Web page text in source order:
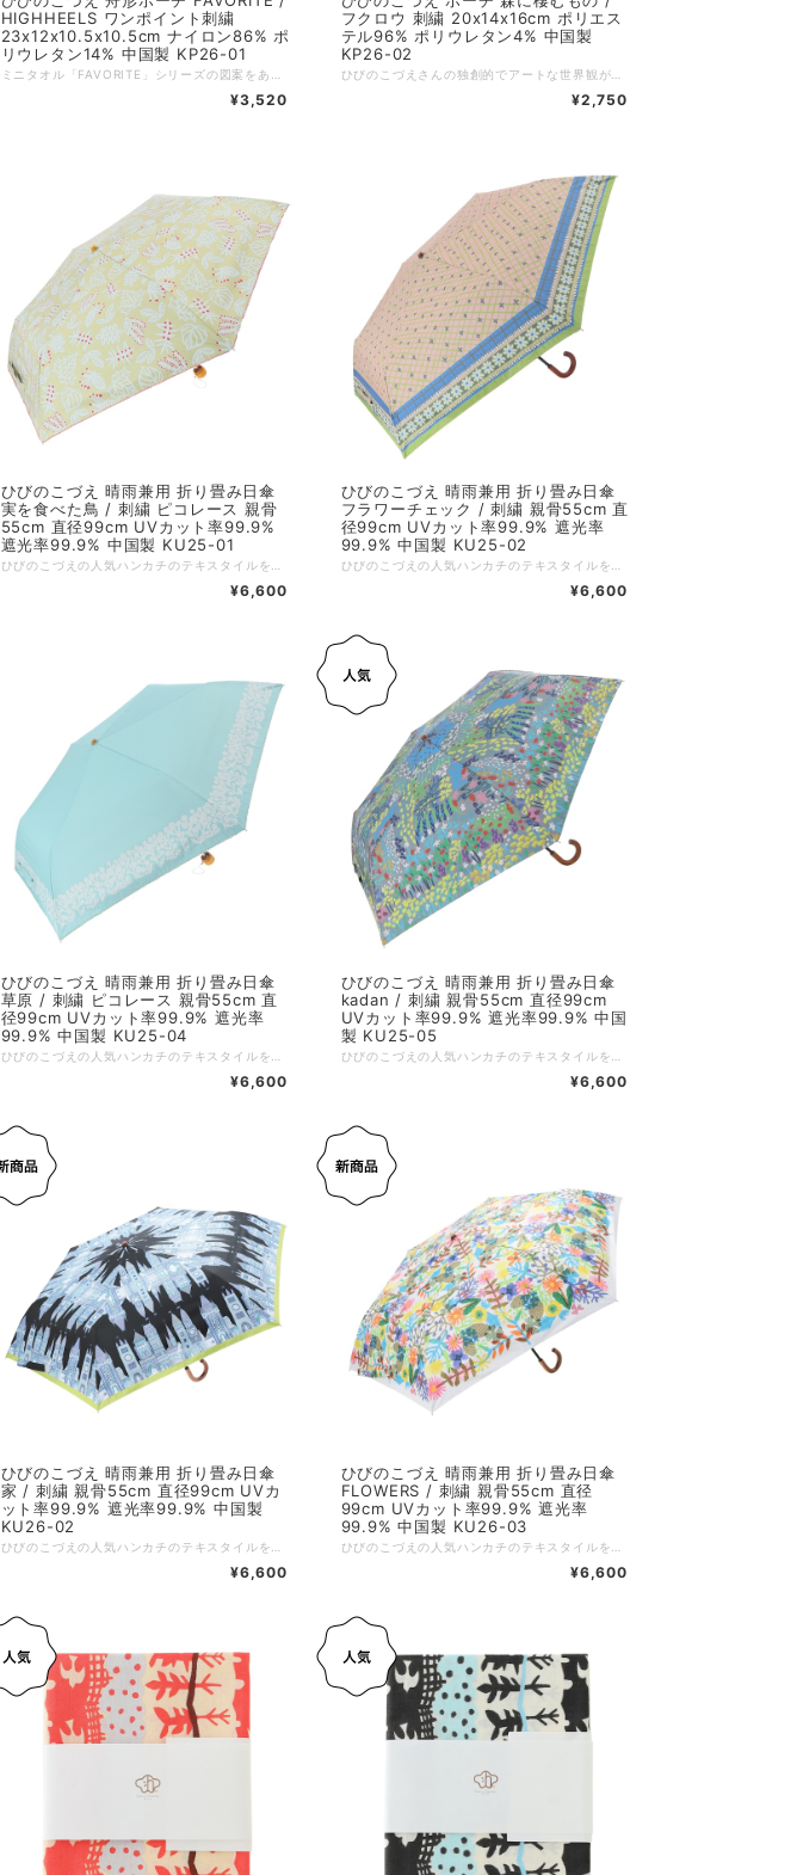
HIGHHEELS ワンポイント刺繍
23x12x10.5x10.5cm ナイロン86% ポ
リウレタン14% 中国製 KP26-01
¥3,520
フクロウ 刺繍 20x14x16cm ポリエス
テル96% ポリウレタン4% 中国製
KP26-02
¥2,750
ひびのこづえ 晴雨兼用 折り畳み日傘
実を食べた鳥 / 刺繍 ピコレース 親骨
55cm 直径99cm UVカット率99.9%
遮光率99.9% 中国製 KU25-01
¥6,600
ひびのこづえ 晴雨兼用 折り畳み日傘
フラワーチェック / 刺繍 親骨55cm 直
径99cm UVカット率99.9% 遮光率
99.9% 中国製 KU25-02
¥6,600
ひびのこづえ 晴雨兼用 折り畳み日傘
草原 / 刺繍 ピコレース 親骨55cm 直
径99cm UVカット率99.9% 遮光率
99.9% 中国製 KU25-04
¥6,600
ひびのこづえ 晴雨兼用 折り畳み日傘
kadan / 刺繍 親骨55cm 直径99cm
UVカット率99.9% 遮光率99.9% 中国
製 KU25-05
¥6,600
ひびのこづえ 晴雨兼用 折り畳み日傘
家 / 刺繍 親骨55cm 直径99cm UVカ
ット率99.9% 遮光率99.9% 中国製
KU26-02
¥6,600
ひびのこづえ 晴雨兼用 折り畳み日傘
FLOWERS / 刺繍 親骨55cm 直径
99cm UVカット率99.9% 遮光率
99.9% 中国製 KU26-03
¥6,600